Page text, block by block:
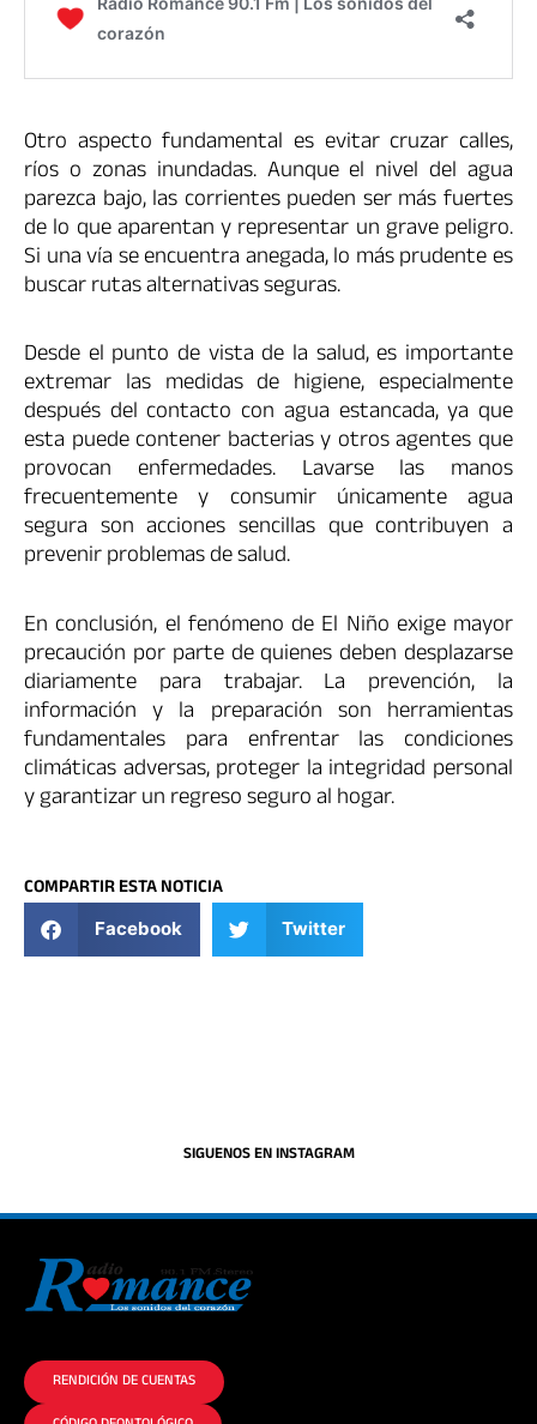
Otro aspecto fundamental es evitar cruzar calles,
ríos o zonas inundadas. Aunque el nivel del agua
parezca bajo, las corrientes pueden ser más fuertes
de lo que aparentan y representar un grave peligro.
Si una vía se encuentra anegada, lo más prudente es
buscar rutas alternativas seguras.
Desde el punto de vista de la salud, es importante
extremar las medidas de higiene, especialmente
después del contacto con agua estancada, ya que
esta puede contener bacterias y otros agentes que
provocan enfermedades. Lavarse las manos
frecuentemente y consumir únicamente agua
segura son acciones sencillas que contribuyen a
prevenir problemas de salud.
En conclusión, el fenómeno de El Niño exige mayor
precaución por parte de quienes deben desplazarse
diariamente para trabajar. La prevención, la
información y la preparación son herramientas
fundamentales para enfrentar las condiciones
climáticas adversas, proteger la integridad personal
y garantizar un regreso seguro al hogar.
COMPARTIR ESTA NOTICIA
Facebook Twitter
SIGUENOS EN INSTAGRAM
RENDICIÓN DE CUENTAS